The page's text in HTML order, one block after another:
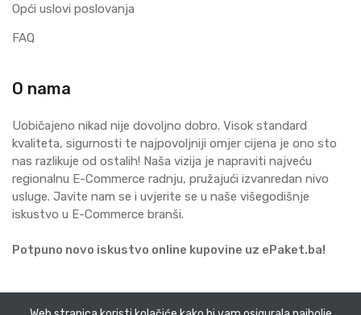
Opći uslovi poslovanja
FAQ
O nama
Uobičajeno nikad nije dovoljno dobro. Visok standard
kvaliteta, sigurnosti te najpovoljniji omjer cijena je ono sto
nas razlikuje od ostalih! Naša vizija je napraviti najveću
regionalnu E-Commerce radnju, pružajući izvanredan nivo
usluge. Javite nam se i uvjerite se u naše višegodišnje
iskustvo u E-Commerce branši.
Potpuno novo iskustvo online kupovine uz ePaket.ba!